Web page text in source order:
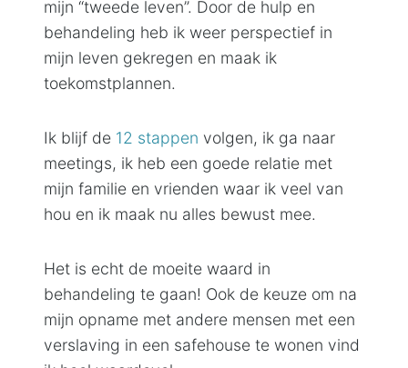
mijn “tweede leven”. Door de hulp en
behandeling heb ik weer perspectief in
mijn leven gekregen en maak ik
toekomstplannen.
Ik blijf de 12 stappen volgen, ik ga naar
meetings, ik heb een goede relatie met
mijn familie en vrienden waar ik veel van
hou en ik maak nu alles bewust mee.
Het is echt de moeite waard in
behandeling te gaan! Ook de keuze om na
mijn opname met andere mensen met een
verslaving in een safehouse te wonen vind